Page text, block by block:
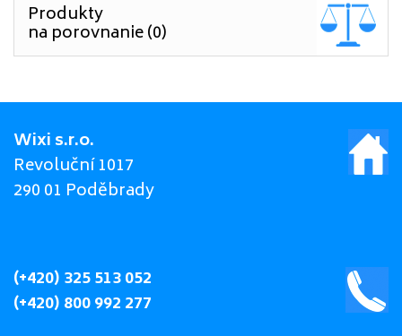
Produkty
na porovnanie (0)
Wixi s.r.o.
Revoluční 1017
290 01 Poděbrady
(+420) 325 513 052
(+420) 800 992 277